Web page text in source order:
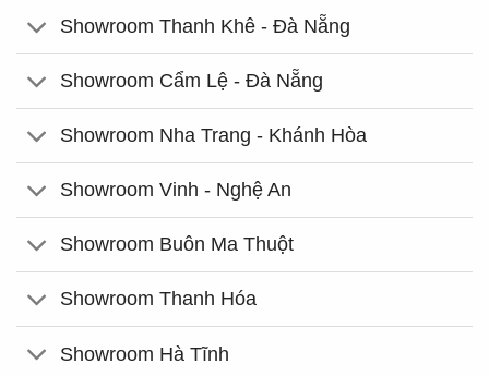
Showroom Thanh Khê - Đà Nẵng
Showroom Cẩm Lệ - Đà Nẵng
Showroom Nha Trang - Khánh Hòa
Showroom Vinh - Nghệ An
Showroom Buôn Ma Thuột
Showroom Thanh Hóa
Showroom Hà Tĩnh